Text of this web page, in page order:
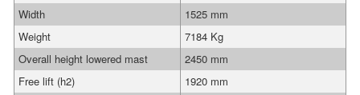
Width
1525 mm
Weight
7184 Kg
Overall height lowered mast
2450 mm
Free lift (h2)
1920 mm